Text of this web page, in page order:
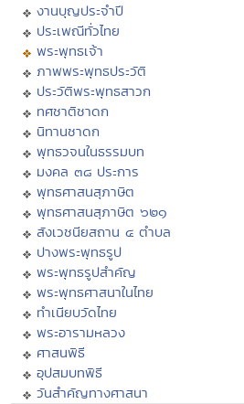
งานบุญประจำปี
ประเพณีทั่วไทย
พระพุทธเจ้า
ภาพพระพุทธประวัติ
ประวัติพระพุทธสาวก
ทศชาติชาดก
นิทานชาดก
พุทธวจนในธรรมบท
มงคล ๓๘ ประการ
พุทธศาสนสุภาษิต
พุทธศาสนสุภาษิต ๖๒๑
สังเวชนียสถาน ๔ ตำบล
ปางพระพุทธรูป
พระพุทธรูปสำคัญ
พระพุทธศาสนาในไทย
ทำเนียบวัดไทย
พระอารามหลวง
ศาสนพิธี
อุปสมบทพิธี
วันสำคัญทางศาสนา